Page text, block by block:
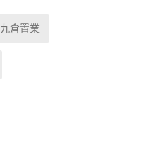
九倉置業